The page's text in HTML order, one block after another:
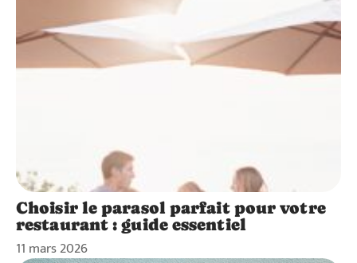
Choisir le parasol parfait pour votre
restaurant : guide essentiel
11 mars 2026